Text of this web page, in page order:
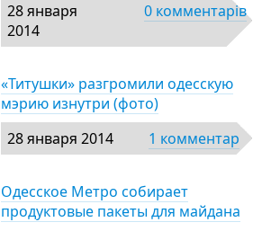
28 января
2014
0 комментарів
«Титушки» разгромили одесскую
мэрию изнутри (фото)
28 января 2014
1 комментар
Одесское Метро собирает
продуктовые пакеты для майдана